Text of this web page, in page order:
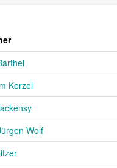
Kerzel
Wolf